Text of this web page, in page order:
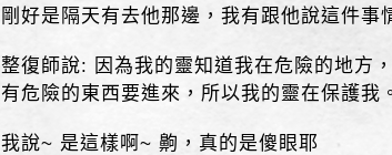
剛好是隔天有去他那邊，我有跟他說這件事
整復師說: 因為我的靈知道我在危險的地方，
有危險的東西要進來，所以我的靈在保護我。
我說~ 是這樣啊~ 齁，真的是傻眼耶